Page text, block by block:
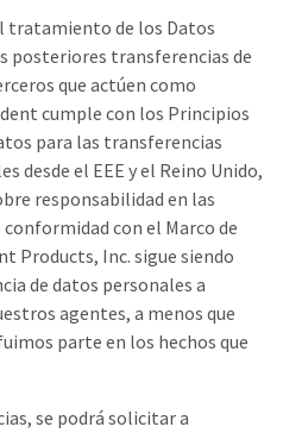
tratamiento de los Datos
posteriores transferencias de
que actúen como
cumple con los Principios
para las transferencias
desde el EEE y el Reino Unido,
responsabilidad en las
con el Marco de
Products, Inc. sigue siendo
de datos personales a
agentes, a menos que
parte en los hechos que
se podrá solicitar a